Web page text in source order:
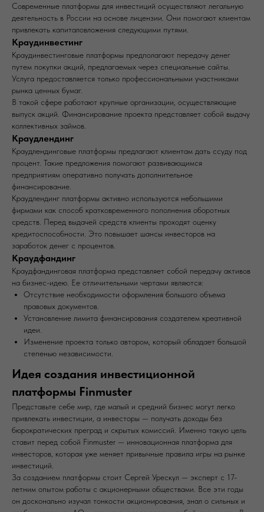
Современные платформы для инвестиций осуществляют легальную
деятельность в России на основе лицензии. Они помогают клиентам
привлекать капиталовложения следующими путями.
Краудинвестинг
Краудинвестинговые платформы предполагают передачу денег
путем покупки акций, предлагаемых через специальные сайты.
Услуга предоставляется только профессиональными участниками
рынка ценных бумаг.
В такой сфере работают крупные организации, осуществляющие
выпуск акций. Финансирование проекта представляет собой выдачу
коллективных займов.
Краудлендинг
Краудлендинговые платформы предлагают клиентам дать ссуду под
процент. Такие предложения помогают развивающимся
предприятиям оперативно получать дополнительное
финансирование.
Краудлендинг платформы активно используются небольшими
фирмами как способ кратковременного пополнения оборотных
средств. Перед выдачей средств клиенты проходят оценку
кредитоспособности. Это повышает шансы инвесторов на
заработок денег с процентов.
Краудфандинг
Краудфандинговая платформа представляет собой передачу активов
на бизнес-идею. Ее отличительными чертами являются:
Отсутствие необходимости оформления большого объема
правовых документов.
Установление лимита финансирования создателем креативной
идеи.
Изменение проекта только автором, который обладает большой
степенью независимости.
Идея создания инвестиционной
платформы Finmuster
Представьте себе мир, где малый и средний бизнес могут легко
привлекать инвестиции, а инвесторы — получать доходы без
бюрократических преград и скрытых комиссий. Именно такую цель
ставит перед собой Finmuster — инновационная платформа для
инвесторов, которая уже меняет привычные правила игры на рынке
инвестиций.
За созданием платформы стоит Сергей Урескул — эксперт с 17-
летним опытом работы с акционерными обществами. Все эти годы
он досконально изучал тонкости акционирования, знал о сильных и